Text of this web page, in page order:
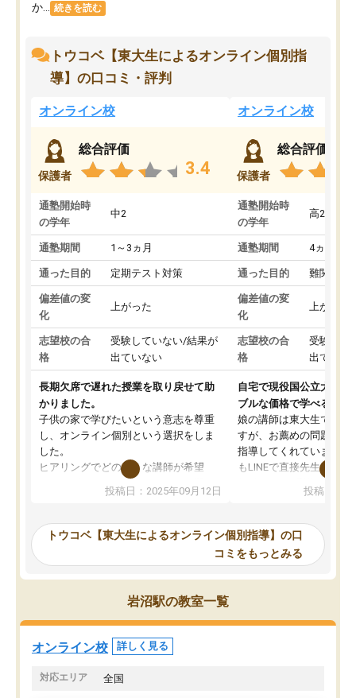
か... 続きを読む
トウコベ【東大生によるオンライン個別指
導】の口コミ・評判
オンライン校
保護者
総合評価
3.4
通塾開始時
の学年
中2
通塾期間 1～3ヵ月
通った目的 定期テスト対策
偏差値の変
化
上がった
志望校の合
格
受験していない/結果が
出ていない
長期欠席で遅れた授業を取り戻せて助
かりました。
子供の家で学びたいという意志を尊重
し、オンライン個別という選択をしま
した。
ヒアリングでどのような講師が希望
か、オプションは付帯するかなど選ぶ
事が出来ました。
ーティングを行い、その講師で良いか
見てから講師を決定する事ができま
す。
うちの子は、初回面談の講師の方で決
オンラインツールを使用した単語帳の
共有があり宿題もそちらで出される形
でした。
投稿日：2025年09月12日
オンライン校
保護者
総合評価
通塾開始時
の学年
高2
通塾期間 4ヵ月～1
通った目的 難関私立
偏差値の変
化
上がった
志望校の合
格
受験して
出ていな
自宅で現役国公立大学生
ブルな価格で学べる
娘の講師は東大生では無
すが、お薦めの問題集や
指導してくれています。
もLINEで直接先生に質問
めれるので、個人に合
いなのがあり(有料)、受
ことをどんなスケジュー
くか相談したのですが、
ち期待したものではなく
くなってきたようなので
投稿日：
トウコベ【東大生によるオンライン個別指導】の口
コミをもっとみる
岩沼駅の教室一覧
オンライン校 詳しく見る
対応エリア 全国